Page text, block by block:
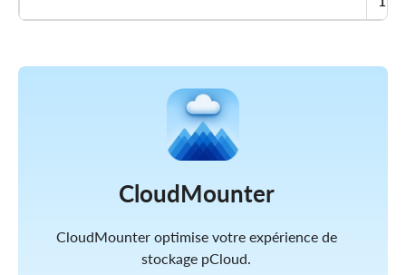
CloudMounter
CloudMounter optimise votre expérience de
stockage pCloud.